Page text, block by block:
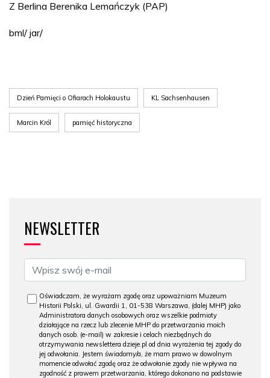
Z Berlina Berenika Lemańczyk (PAP)
bml/ jar/
Dzień Pamięci o Ofiarach Holokaustu KL Sachsenhausen
Marcin Król pamięć historyczna
NEWSLETTER
Oświadczam, że wyrażam zgodę oraz upoważniam Muzeum
Historii Polski, ul. Gwardii 1, 01-538 Warszawa, (dalej MHP) jako
Administratora danych osobowych oraz wszelkie podmioty
działające na rzecz lub zlecenie MHP do przetwarzania moich
danych osob. (e-mail) w zakresie i celach niezbędnych do
otrzymywania newslettera dzieje.pl od dnia wyrażenia tej zgody do
jej odwołania. Jestem świadomy/a, że mam prawo w dowolnym
momencie odwołać zgodę oraz że odwołanie zgody nie wpływa na
zgodność z prawem przetwarzania, którego dokonano na podstawie